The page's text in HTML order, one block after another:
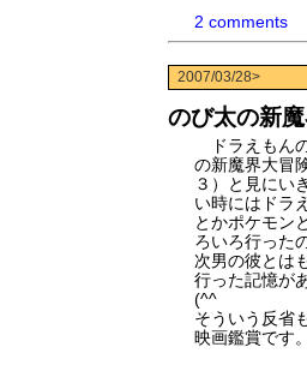
2 comments
2007/03/28>
のび太の新
ドラえもん
の新魔界大冒
３）と見にい
い時にはドラ
とかポケモン
ろいろ行った
次男の彼とは
行った記憶が
(^^ゞ
そういう反省
映画鑑賞です